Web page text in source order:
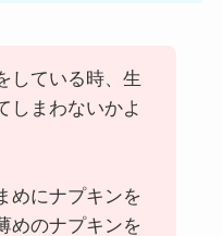
している時、生
しまわないかよ
めにナプキンを
めのナプキンを